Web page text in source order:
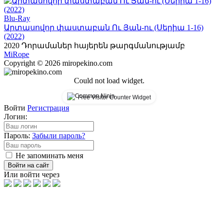
Blu-Ray
Արտասովոր փաստաբան Ու Յան-ու (Սերիա 1-16)
(2022)
2020 Դորամաներ հայերեն թարգմանությամբ
MiRope
Copyright © 2026 miropekino.com
Could not load widget.
Free Visitor Counter Widget
Войти Регистрация
Логин:
Пароль: Забыли пароль?
Не запоминать меня
Войти на сайт
Или войти через